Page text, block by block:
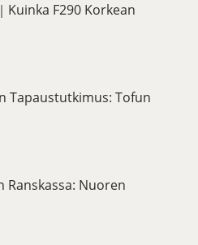
Kuinka F290 Korkean
Tapaustutkimus: Tofun
Ranskassa: Nuoren